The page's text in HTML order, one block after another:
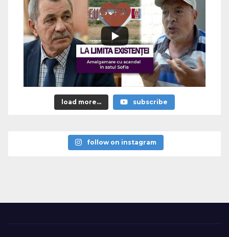
load more... subscribe
follow on instagram